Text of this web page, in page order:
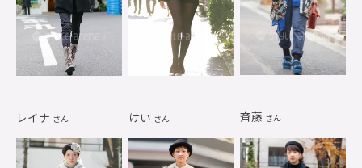
レイナ さん けい さん 斉藤 さん